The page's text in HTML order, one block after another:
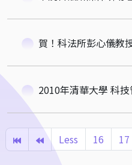
Less 16 17